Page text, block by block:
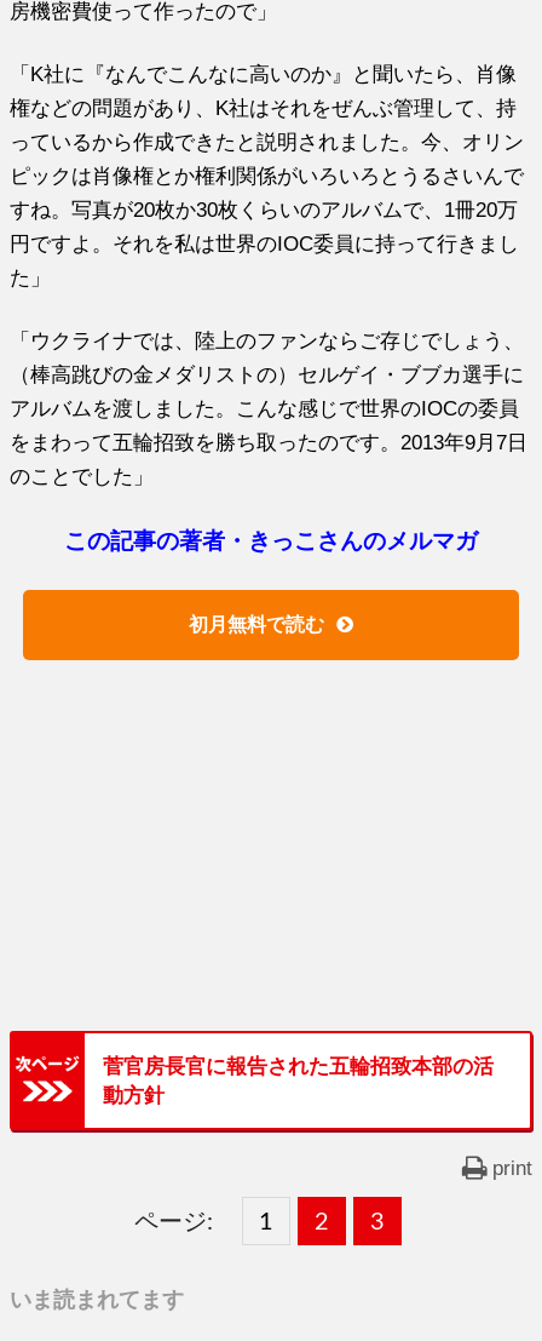
房機密費使って作ったので」
「K社に『なんでこんなに高いのか』と聞いたら、肖像
権などの問題があり、K社はそれをぜんぶ管理して、持
っているから作成できたと説明されました。今、オリン
ピックは肖像権とか権利関係がいろいろとうるさいんで
すね。写真が20枚か30枚くらいのアルバムで、1冊20万
円ですよ。それを私は世界のIOC委員に持って行きまし
た」
「ウクライナでは、陸上のファンならご存じでしょう、
（棒高跳びの金メダリストの）セルゲイ・ブブカ選手に
アルバムを渡しました。こんな感じで世界のIOCの委員
をまわって五輪招致を勝ち取ったのです。2013年9月7日
のことでした」
この記事の著者・きっこさんのメルマガ
初月無料で読む
菅官房長官に報告された五輪招致本部の活
動方針
print
ページ:
固
1 ,
固
2 ,
固
3
いま読まれてます